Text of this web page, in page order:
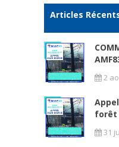
Articles
2
forêt
31